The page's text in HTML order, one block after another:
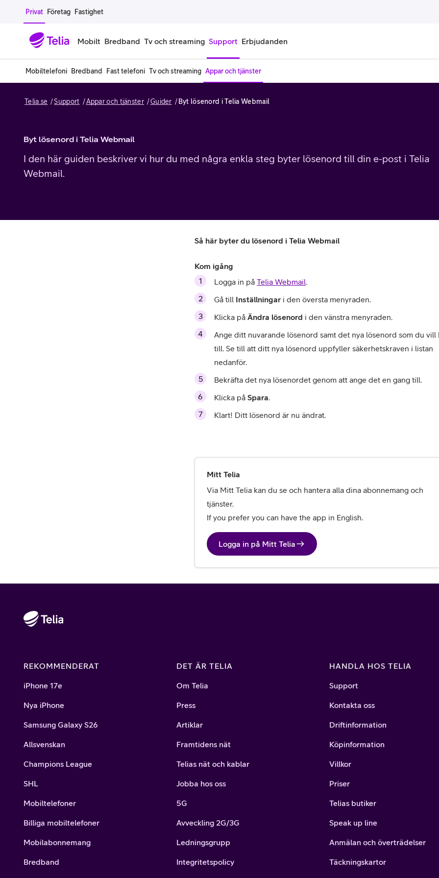
Gå till sidans innehåll
Privat Företag Fastighet
Mobilt
iPhone
Alla mobiltelefoner
Billiga mobiltelefoner
Alla mobilabonnemang
Surfplattor
4G/5G Surfplattor
Tillbehör
Bredband Tv och streaming Support Erbjudanden
Mobiltelefoni Bredband Fast telefoni Tv och streaming Appar och tjänster
Telia.se Support Appar och tjänster Guider Byt lösenord i Telia Webmail
Byt lösenord i Telia Webmail
I den här guiden beskriver vi hur du med några enkla steg byter lösenord till din e-post i Telia
Webmail.
Så här byter du lösenord i Telia Webmail
Kom igång
Logga in på Telia Webmail.
Gå till Inställningar i den översta menyraden.
Klicka på Ändra lösenord i den vänstra menyraden.
Ange ditt nuvarande lösenord samt det nya lösenord som du vill
till. Se till att ditt nya lösenord uppfyller säkerhetskraven i listan
nedanför.
Bekräfta det nya lösenordet genom att ange det en gang till.
Klicka på Spara.
Mitt Telia
Via Mitt Telia kan du se och hantera alla dina abonnemang och
tjänster.
If you prefer you can have the app in English.
Logga in på Mitt Telia
REKOMMENDERAT
iPhone 17e
Nya iPhone
Samsung Galaxy S26
Allsvenskan
Champions League
SHL
Mobiltelefoner
Billiga mobiltelefoner
Mobilabonnemang
Bredband
DET ÄR TELIA
Om Telia
Press
Artiklar
Framtidens nät
Telias nät och kablar
Jobba hos oss
5G
Avveckling 2G/3G
Ledningsgrupp
Integritetspolicy
HANDLA HOS TELIA
Support
Kontakta oss
Driftinformation
Köpinformation
Villkor
Priser
Telias butiker
Speak up line
Anmälan och överträdelser
Täckningskartor